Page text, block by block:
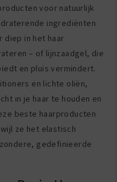
voor natuurlijk
ingrediënten
diep in het haar
– of lijnzaadgel, die
en pluis vermindert.
en lichte oliën,
in je haar te houden en
beste haarproducten
ze het elastisch
gedefinieerde